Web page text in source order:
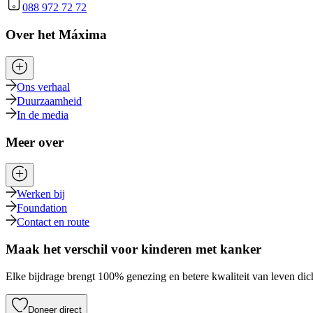
088 972 72 72
Over het Máxima
Ons verhaal
Duurzaamheid
In de media
Meer over
Werken bij
Foundation
Contact en route
Maak het verschil voor kinderen met kanker
Elke bijdrage brengt 100% genezing en betere kwaliteit van leven
Doneer direct